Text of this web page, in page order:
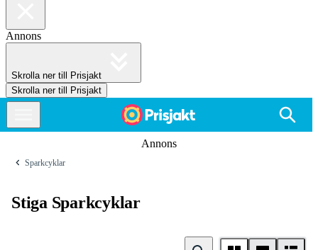
Annons
Skrolla ner till Prisjakt
Skrolla ner till Prisjakt
Annons
Sparkcyklar
Stiga Sparkcyklar